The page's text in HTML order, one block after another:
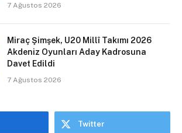
7 Ağustos 2026
Miraç Şimşek, U20 Millî Takımı 2026
Akdeniz Oyunları Aday Kadrosuna
Davet Edildi
7 Ağustos 2026
Twitter